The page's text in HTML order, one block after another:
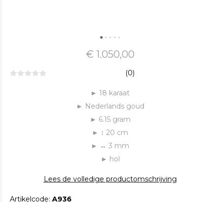
€ 1.050,00
(0)
► 18 karaat
► Nederlands goud
► 6.15 gram
► ↕ 20 cm
► ↔ 3 mm
► hol
Lees de volledige productomschrijving
Artikelcode: A936